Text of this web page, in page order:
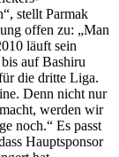
stellt Parmak
offen zu: „Man
läuft sein
auf Bashiru
die dritte Liga.
Denn nicht nur
werden wir
noch.“ Es passt
Hauptsponsor